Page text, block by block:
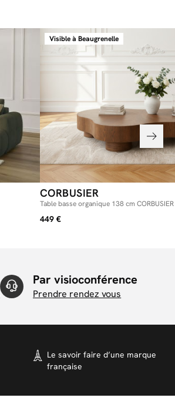
Visible à Beaugrenelle
CORBUSIER
Table basse organique 138 cm
449 €
Par visioconférence
Prendre rendez vous
Le savoir faire d’une marque
française